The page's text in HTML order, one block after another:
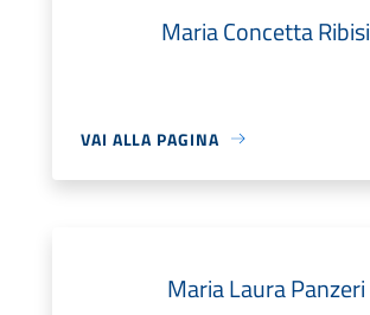
Maria Concetta Ribisi
VAI ALLA PAGINA
Maria Laura Panzeri